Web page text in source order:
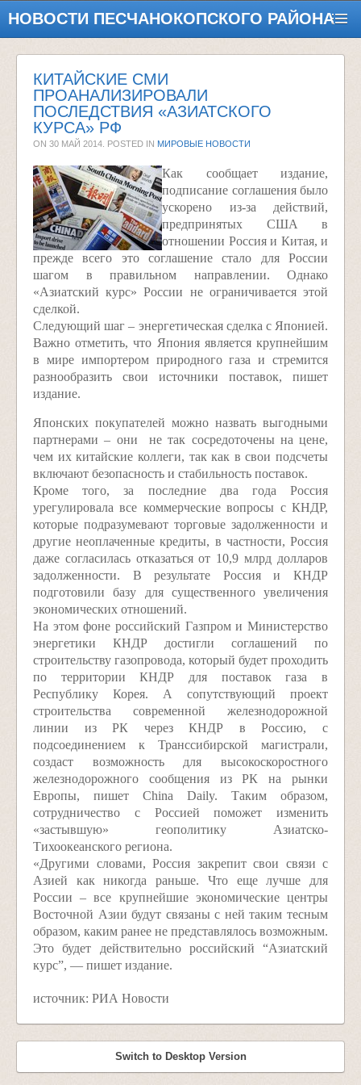
НОВОСТИ ПЕСЧАНОКОПСКОГО РАЙОНА
КИТАЙСКИЕ СМИ
ПРОАНАЛИЗИРОВАЛИ
ПОСЛЕДСТВИЯ «АЗИАТСКОГО
КУРСА» РФ
ON 30 МАЙ 2014 . POSTED IN МИРОВЫЕ НОВОСТИ
Как сообщает издание,
подписание соглашения было
ускорено из-за действий,
предпринятых США в
отношении Россия и Китая, и
прежде всего это соглашение стало для России
шагом в правильном направлении. Однако
«Азиатский курс» России не ограничивается этой
сделкой.
Следующий шаг – энергетическая сделка с Японией.
Важно отметить, что Япония является крупнейшим
в мире импортером природного газа и стремится
разнообразить свои источники поставок, пишет
издание.
Японских покупателей можно назвать выгодными
партнерами – они не так сосредоточены на цене,
чем их китайские коллеги, так как в свои подсчеты
включают безопасность и стабильность поставок.
Кроме того, за последние два года Россия
урегулировала все коммерческие вопросы с КНДР,
которые подразумевают торговые задолженности и
другие неоплаченные кредиты, в частности, Россия
даже согласилась отказаться от 10,9 млрд долларов
задолженности. В результате Россия и КНДР
подготовили базу для существенного увеличения
экономических отношений.
На этом фоне российский Газпром и Министерство
энергетики КНДР достигли соглашений по
строительству газопровода, который будет проходить
по территории КНДР для поставок газа в
Республику Корея. А сопутствующий проект
строительства современной железнодорожной
линии из РК через КНДР в Россию, с
подсоединением к Транссибирской магистрали,
создаст возможность для высокоскоростного
железнодорожного сообщения из РК на рынки
Европы, пишет China Daily. Таким образом,
сотрудничество с Россией поможет изменить
«застывшую» геополитику Азиатско-
Тихоокеанского региона.
«Другими словами, Россия закрепит свои связи с
Азией как никогда раньше. Что еще лучше для
России – все крупнейшие экономические центры
Восточной Азии будут связаны с ней таким тесным
образом, каким ранее не представлялось возможным.
Это будет действительно российский “Азиатский
курс”, — пишет издание.
источник: РИА Новости
Switch to Desktop Version